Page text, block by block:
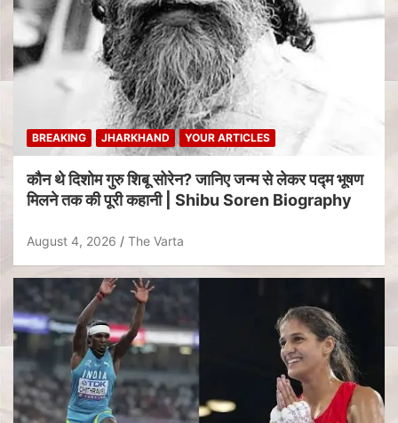
BREAKING JHARKHAND YOUR ARTICLES
कौन थे दिशोम गुरु शिबू सोरेन? जानिए जन्म से लेकर पद्म भूषण
मिलने तक की पूरी कहानी | Shibu Soren Biography
August 4, 2026 The Varta